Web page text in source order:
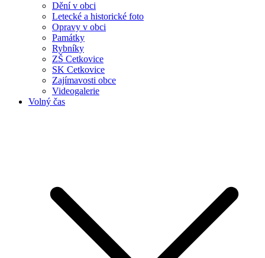
Dění v obci
Letecké a historické foto
Opravy v obci
Památky
Rybníky
ZŠ Cetkovice
SK Cetkovice
Zajímavosti obce
Videogalerie
Volný čas